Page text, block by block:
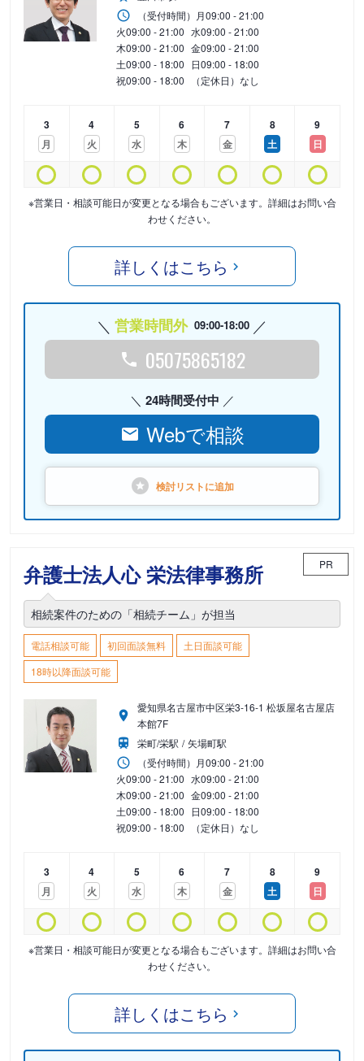
（受付時間） 月09:00 - 21:00
火09:00 - 21:00 水09:00 - 21:00
木09:00 - 21:00 金09:00 - 21:00
土09:00 - 18:00 日09:00 - 18:00
祝09:00 - 18:00 （定休日）なし
3
月
4
火
5
水
6
木
7
金
8
土
9
日
※営業日・相談可能日が変更となる場合もございます。詳細はお問い合
わせください。
詳しくはこちら
営業時間外 09:00-18:00
05075865182
24時間受付中
Webで相談
検討リストに追加
弁護士法人心 栄法律事務所 PR
相続案件のための「相続チーム」が担当
電話相談可能 初回面談無料
土日面談可能
18時以降面談可能
愛知県名古屋市中区栄3-16-1 松坂屋名古屋店
本館7F
栄町/栄駅
矢場町駅
（受付時間） 月09:00 - 21:00
火09:00 - 21:00 水09:00 - 21:00
木09:00 - 21:00 金09:00 - 21:00
土09:00 - 18:00 日09:00 - 18:00
祝09:00 - 18:00 （定休日）なし
3
月
4
火
5
水
6
木
7
金
8
土
9
日
※営業日・相談可能日が変更となる場合もございます。詳細はお問い合
わせください。
詳しくはこちら